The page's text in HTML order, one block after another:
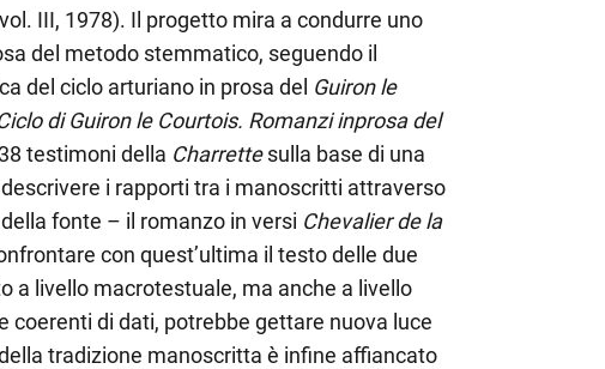
III, 1978). Il progetto mira a condurre uno
del metodo stemmatico, seguendo il
del ciclo arturiano in prosa del Guiron le
di Guiron le Courtois. Romanzi inprosa del
testimoni della Charrettesulla base di una
i rapporti tra i manoscritti attraverso
fonte – il romanzo in versi Chevalier de la
con quest’ultima il testo delle due
a livello macrotestuale, ma anche a livello
di dati, potrebbe gettare nuova luce
tradizione manoscritta è infine affiancato